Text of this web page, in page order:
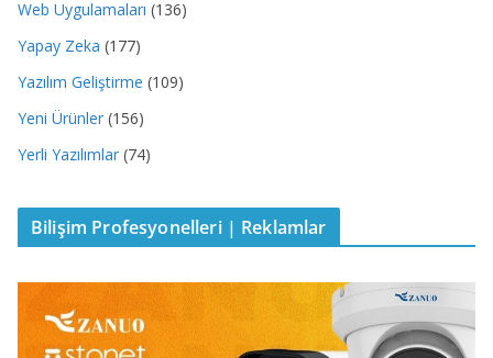
Web Uygulamaları (136)
Yapay Zeka (177)
Yazılım Geliştirme (109)
Yeni Ürünler (156)
Yerli Yazılımlar (74)
Bilişim Profesyonelleri | Reklamlar